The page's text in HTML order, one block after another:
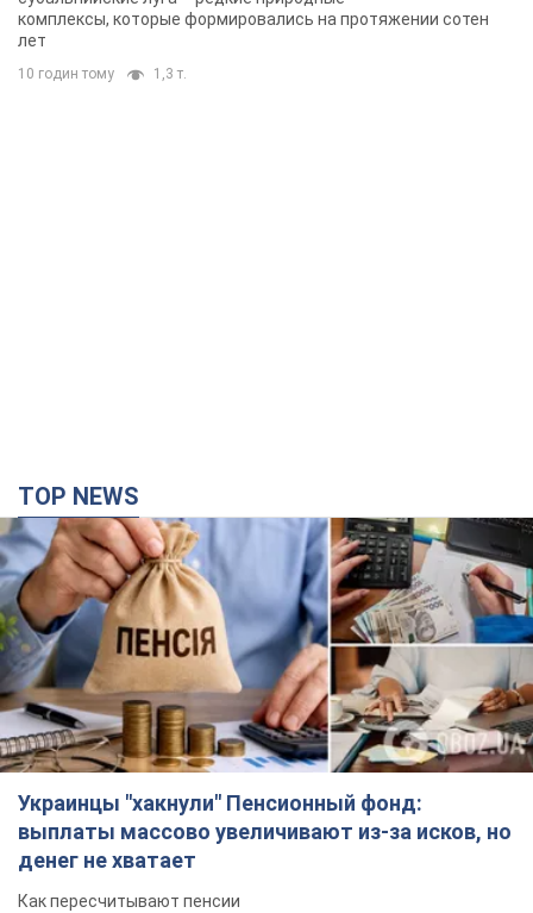
комплексы, которые формировались на протяжении сотен
лет
10 годин тому 1,3 т.
TOP NEWS
Украинцы "хакнули" Пенсионный фонд:
выплаты массово увеличивают из-за исков, но
денег не хватает
Как пересчитывают пенсии